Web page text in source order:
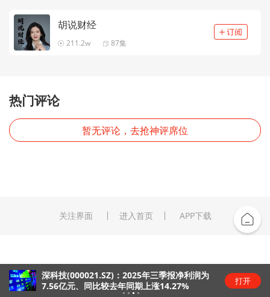
胡说财经
211.2w 87集
热门评论
暂无评论，去抢神评席位
关注界面 进入首页 APP下载
深科技(000021.SZ)：2025年三季报净利润为
7.56亿元、同比较去年同期上涨14.27%
打开